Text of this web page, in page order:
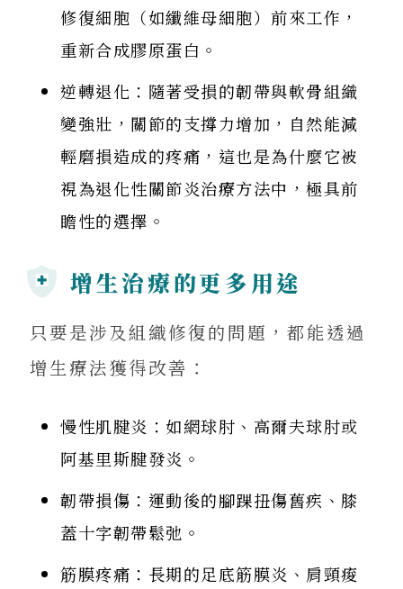
修復細胞（如纖維母細胞）前來工作，
重新合成膠原蛋白。
逆轉退化：隨著受損的韌帶與軟骨組織
變強壯，關節的支撐力增加，自然能減
輕磨損造成的疼痛，這也是為什麼它被
視為退化性關節炎治療方法中，極具前
瞻性的選擇。
增生治療的更多用途
只要是涉及組織修復的問題，都能透過
增生療法獲得改善：
慢性肌腱炎：如網球肘、高爾夫球肘或
阿基里斯腱發炎。
韌帶損傷：運動後的腳踝扭傷舊疾、膝
蓋十字韌帶鬆弛。
筋膜疼痛：長期的足底筋膜炎、肩頸痠